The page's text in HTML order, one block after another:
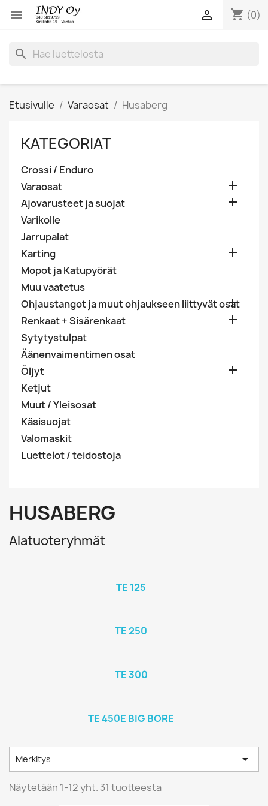
 shopping_cart (0)

search
Etusivulle Varaosat Husaberg
KATEGORIAT
Crossi / Enduro
Varaosat

Ajovarusteet ja suojat 
Varikolle
Jarrupalat
Karting

Mopot ja Katupyörät
Muu vaatetus
Ohjaustangot ja muut ohjaukseen liittyvät osat

Renkaat + Sisärenkaat 
Sytytystulpat
Äänenvaimentimen osat
Öljyt

Ketjut
Muut / Yleisosat
Käsisuojat
Valomaskit
Luettelot / teidostoja
HUSABERG
Alatuoteryhmät
TE 125
TE 250
TE 300
TE 450E BIG BORE
Merkitys 
Näytetään 1-12 yht. 31 tuotteesta